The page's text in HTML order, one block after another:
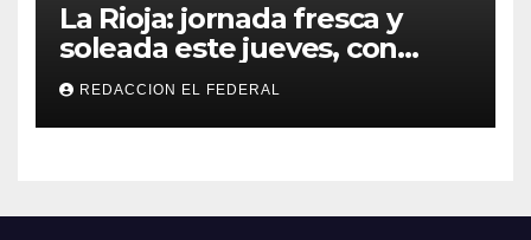
La Rioja: jornada fresca y
soleada este jueves, con
temperaturas estables para
el viernes
REDACCION EL FEDERAL